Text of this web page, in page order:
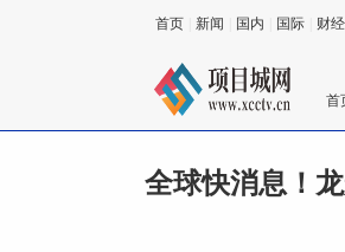
首页 新闻 国内 国际 财经
首
全球快消息！